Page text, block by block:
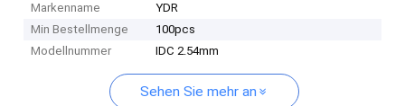
Markenname
YDR
Min Bestellmenge
100pcs
Modellnummer
IDC 2.54mm
Sehen Sie mehr an